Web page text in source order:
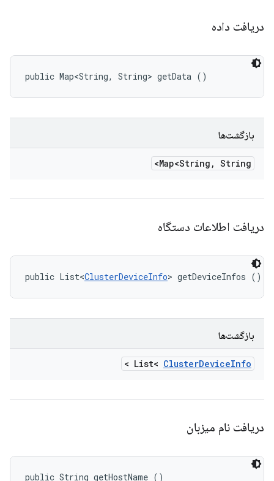
دریافت داده
public Map<String, String> getData ()
بازگشت‌ها
Map<String , String>
دریافت اطلاعات دستگاه
public List<ClusterDeviceInfo> getDeviceInfos ()
بازگشت‌ها
List< ClusterDeviceInfo
>
دریافت نام میزبان
public String getHostName ()